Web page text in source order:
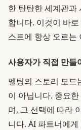
한 탄탄한 세계관과
합니다. 이것이 바
스트에 항상 오르는
사용자가 직접 만들
멜팅의 스토리 모드
이 아닙니다. 중요
며, 그 선택에 따라
니다. AI 파트너에